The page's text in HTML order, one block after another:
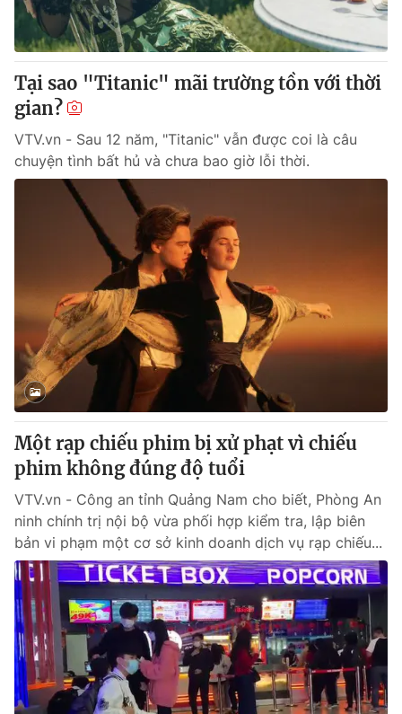
Tại sao "Titanic" mãi trường tồn với thời
gian?
VTV.vn - Sau 12 năm, "Titanic" vẫn được coi là câu
chuyện tình bất hủ và chưa bao giờ lỗi thời.
Một rạp chiếu phim bị xử phạt vì chiếu
phim không đúng độ tuổi
VTV.vn - Công an tỉnh Quảng Nam cho biết, Phòng An
ninh chính trị nội bộ vừa phối hợp kiểm tra, lập biên
bản vi phạm một cơ sở kinh doanh dịch vụ rạp chiếu...